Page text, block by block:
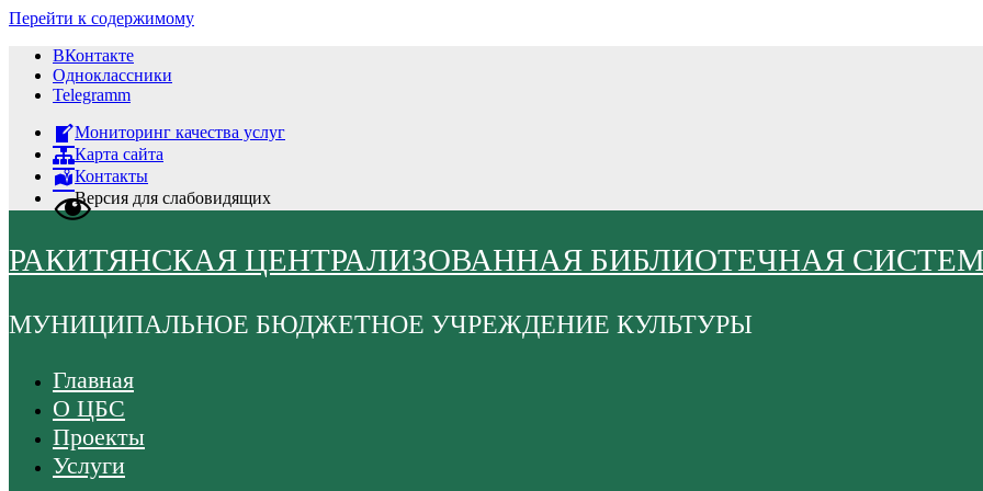
Перейти к содержимому
ВКонтакте
Одноклассники
Telegramm
Мониторинг качества услуг
Карта сайта
Контакты
Версия для слабовидящих
РАКИТЯНСКАЯ ЦЕНТРАЛИЗОВАННАЯ БИБЛИОТЕЧНАЯ
МУНИЦИПАЛЬНОЕ БЮДЖЕТНОЕ УЧРЕЖДЕНИЕ КУЛЬТУРЫ
Главная
О ЦБС
Проекты
Услуги